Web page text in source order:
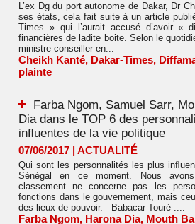
L’ex Dg du port autonome de Dakar, Dr
ses états, cela fait suite à un article
Times » qui l’aurait accusé d’avoir «
financières de ladite boite. Selon le
ministre conseiller en...
Cheikh Kanté, Dakar-Times,
plainte
Farba Ngom, Samuel Sarr,
Dia dans le TOP 6 des
inﬂuentes de la vie politique
07/06/2017 | ACTUALITÉ
Qui sont les personnalités les plus
Sénégal en ce moment. Nous
classement ne concerne pas les
fonctions dans le gouvernement, mais
des lieux de pouvoir. Babacar Touré :...
Farba Ngom, Harona Dia, Mouth